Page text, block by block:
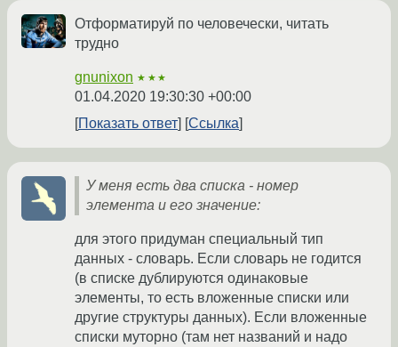
Отформатируй по человечески, читать
трудно
gnunixon ★★★
01.04.2020 19:30:30 +00:00
Показать ответ
Ссылка
У меня есть два списка - номер
элемента и его значение:
для этого придуман специальный тип
данных - словарь. Если словарь не годится
(в списке дублируются одинаковые
элементы, то есть вложенные списки или
другие структуры данных). Если вложенные
списки муторно (там нет названий и надо